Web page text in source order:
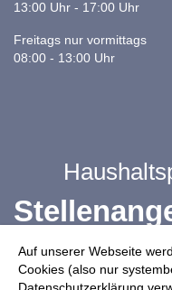
Auf unserer Webseite
Cookies (also nur
13:00 Uhr - 17:00 Uhr
Freitags nur vormittags
08:00 - 13:00 Uhr
Ganztag